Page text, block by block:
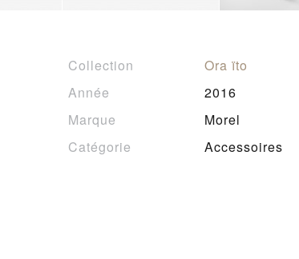
Collection
Ora ïto
Année
2016
Marque
Morel
Catégorie
Accessoires